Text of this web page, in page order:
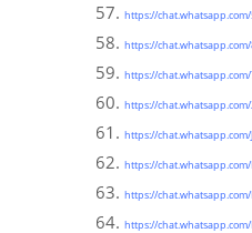
https://chat.whatsapp.com/
https://chat.whatsapp.com/
https://
https://chat.whatsapp.com/
https://chat.whatsapp.com/
https://chat.whatsapp.com/
https://
https://chat.whatsapp.com/